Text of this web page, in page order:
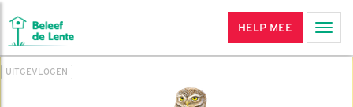
HELP MEE
UITGEVLOGEN